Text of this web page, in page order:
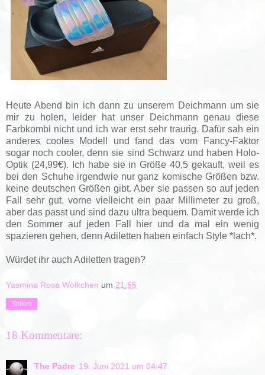
Heute Abend bin ich dann zu unserem Deichmann um sie
mir zu holen, leider hat unser Deichmann genau diese
Farbkombi nicht und ich war erst sehr traurig. Dafür sah ein
anderes cooles Modell und fand das vom Fancy-Faktor
sogar noch cooler, denn sie sind Schwarz und haben Holo-
Optik (24,99€). Ich habe sie in Größe 40,5 gekauft, weil es
bei den Schuhe irgendwie nur ganz komische Größen bzw.
keine deutschen Größen gibt. Aber sie passen so auf jeden
Fall sehr gut, vorne vielleicht ein paar Millimeter zu groß,
aber das passt und sind dazu ultra bequem. Damit werde ich
den Sommer auf jeden Fall hier und da mal ein wenig
spazieren gehen, denn Adiletten haben einfach Style *lach*.
Würdet ihr auch Adiletten tragen?
Yasmina Rosa Wölkchen um 21:55
Teilen
18 Kommentare:
The Padre 19. Juni 2021 um 04:47